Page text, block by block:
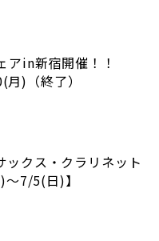
アin新宿開催！！
)（終了）
ックス・クラリネット
7/5(日)】